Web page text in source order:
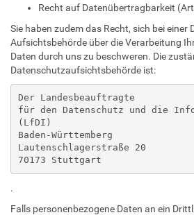
Recht auf Datenübertragbarkeit
Sie haben zudem das Recht, sich bei einer
Aufsichtsbehörde über die Verarbeitung
Daten durch uns zu beschweren. Die
Datenschutzaufsichtsbehörde ist:
Der Landesbeauftragte
für den Datenschutz und die
(LfDI)
Baden-Württemberg
Lautenschlagerstraße 20
70173 Stuttgart
.
Falls personenbezogene Daten an ein